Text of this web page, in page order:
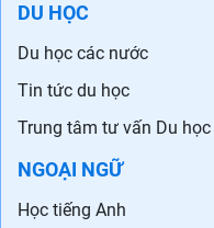
DU HỌC
Du học các nước
Tin tức du học
Trung tâm tư vấn Du học
NGOẠI NGỮ
Học tiếng Anh